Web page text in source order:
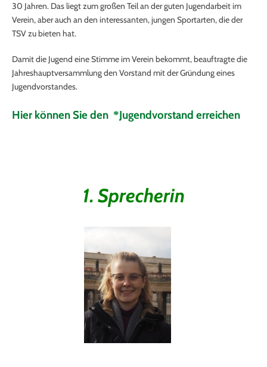
30 Jahren. Das liegt zum großen Teil an der guten Jugendarbeit im
Verein, aber auch an den interessanten, jungen Sportarten, die der
TSV zu bieten hat.
Damit die Jugend eine Stimme im Verein bekommt, beauftragte die
Jahreshauptversammlung den Vorstand mit der Gründung eines
Jugendvorstandes.
Hier können Sie den *Jugendvorstand erreichen
1. Sprecherin